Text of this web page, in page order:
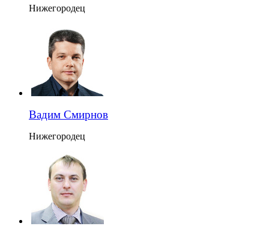
Нижегородец
Вадим Смирнов
Нижегородец